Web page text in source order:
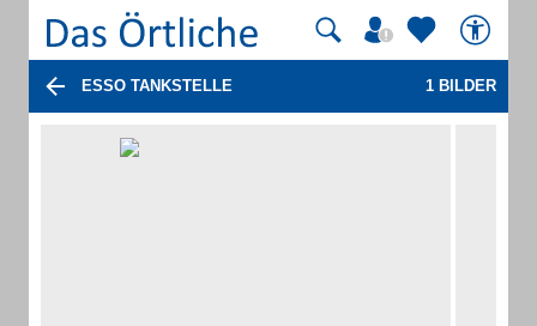
ESSO TANKSTELLE 1 BILDER